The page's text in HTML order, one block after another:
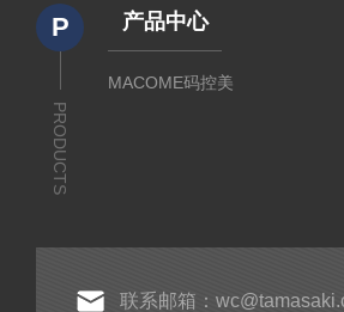
P
PRODUCTS
产品中心
MACOME码控美
联系邮箱：